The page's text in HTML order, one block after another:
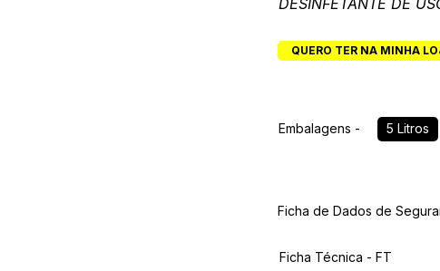
DESINFETANTE DE
QUERO TER NA MINHA
Embalagens - 5 Litros
Ficha de Dados de
Ficha Técnica - FT